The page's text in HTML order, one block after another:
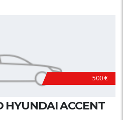
500 €
HYUNDAI ACCENT